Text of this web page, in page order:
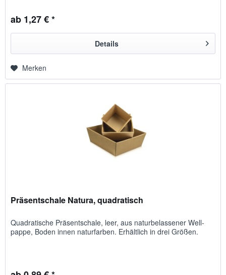
ab 1,27 € *
Details
Merken
Präsentschale Natura, quadratisch
Quadratische Präsent­schale, leer, aus natur­be­lassener Well­
pappe, Boden innen natur­farben. Erhältlich in drei Größen.